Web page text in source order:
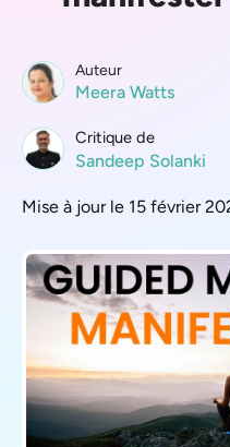
Auteur
Meera Watts
Critique de
Sandeep Solanki
Mise à jour le 15 février